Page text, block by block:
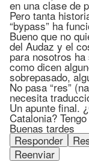
en una clase de
Pero tanta
“bypass” ha
Bueno que no
del Audaz y el
para nosotros
como dicen
sobrepasado,
No pasa “res”
necesita
Un apunte final.
Catalonia?
Buenas tardes
Responder
Reenviar